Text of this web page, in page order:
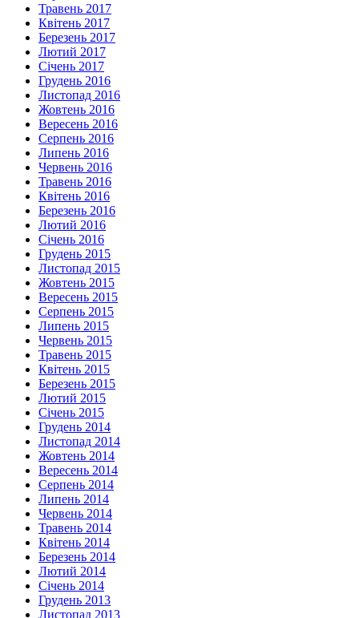
Травень 2017
Квітень 2017
Березень 2017
Лютий 2017
Січень 2017
Грудень 2016
Листопад 2016
Жовтень 2016
Вересень 2016
Серпень 2016
Липень 2016
Червень 2016
Травень 2016
Квітень 2016
Березень 2016
Лютий 2016
Січень 2016
Грудень 2015
Листопад 2015
Жовтень 2015
Вересень 2015
Серпень 2015
Липень 2015
Червень 2015
Травень 2015
Квітень 2015
Березень 2015
Лютий 2015
Січень 2015
Грудень 2014
Листопад 2014
Жовтень 2014
Вересень 2014
Серпень 2014
Липень 2014
Червень 2014
Травень 2014
Квітень 2014
Березень 2014
Лютий 2014
Січень 2014
Грудень 2013
Листопад 2013